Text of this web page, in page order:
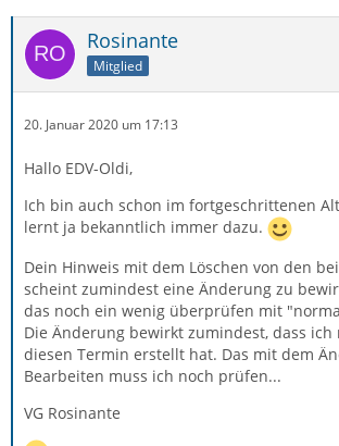
Rosinante
Mitglied
20. Januar 2020 um 17:13
Hallo EDV-Oldi,
Ich bin auch schon im fortgeschrittenen
lernt ja bekanntlich immer dazu.
Dein Hinweis mit dem Löschen von den
scheint zumindest eine Änderung zu
das noch ein wenig überprüfen mit
Die Änderung bewirkt zumindest, dass ich
diesen Termin erstellt hat. Das mit dem
Bearbeiten muss ich noch prüfen...
VG Rosinante